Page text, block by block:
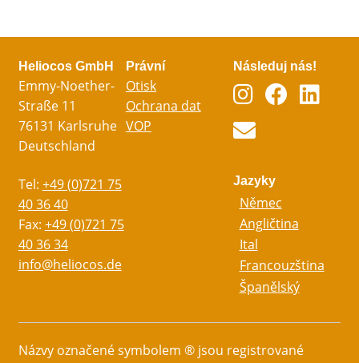
Heliocos GmbH
Emmy-Noether-
Straße 11
76131 Karlsruhe
Deutschland
Tel: +49 (0)721 75
40 36 40
Fax: +49 (0)721 75
40 36 34
info@heliocos.de
Právní
Otisk
Ochrana dat
VOP
Následuj nás!
Jazyky
Němec
Angličtina
Ital
Francouzština
Španělský
Názvy označené symbolem ® jsou registrované